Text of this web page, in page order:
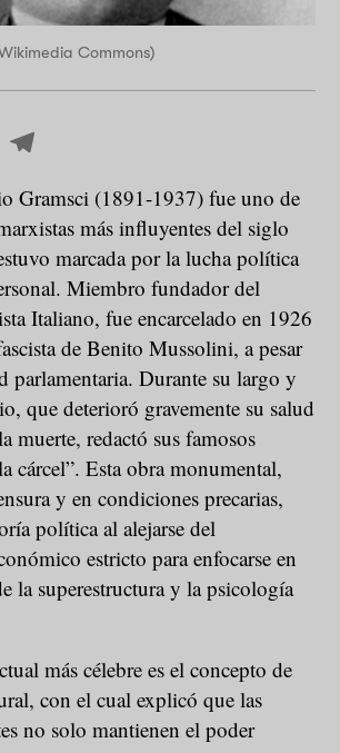
Commons)
WhatsApp
Gramsci (1891-1937) fue uno de
más influyentes del siglo
marcada por la lucha política
Miembro fundador del
Italiano, fue encarcelado en 1926
de Benito Mussolini, a pesar
parlamentaria. Durante su largo y
que deterioró gravemente su salud
muerte, redactó sus famosos
cárcel”. Esta obra monumental,
y en condiciones precarias,
política al alejarse del
estricto para enfocarse en
la superestructura y la psicología
más célebre es el concepto de
con el cual explicó que las
no solo mantienen el poder